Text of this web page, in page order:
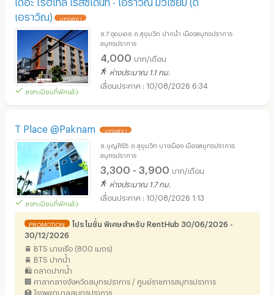
เอราวัณ)
UPDATE !
ลงทะเบียนที่พักแล้ว
ซ.7 อุดมเดช ถ.สุขุมวิท ปากน้ำ เมืองสมุทรปราการ
สมุทรปราการ
4,000 บาท/เดือน
ห่างประมาณ 1.1 กม.
10/08/2026 6:34
T Place @Paknam UPDATE !
ลงทะเบียนที่พักแล้ว
ซ.บุญศิริ5 ถ.สุขุมวิท บางเมือง เมืองสมุทรปราการ
สมุทรปราการ
3,300 - 3,900 บาท/เดือน
ห่างประมาณ 1.7 กม.
10/08/2026 1:13
PROMOTION
โปรโมชั่น พิเศษสำหรับ RentHub 30/06/2026 -
30/12/2026
🚆 BTS นายเรือ (800 เมตร)
🚆 BTS ปากน้ำ
🛍️ ตลาดปากน้ำ
🏢 ศาลากลางจังหวัดสมุทรปราการ / ศูนย์ราชการสมุทรปราการ
🏥 โรงพยาบาลสมุทรปราการ